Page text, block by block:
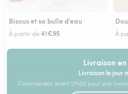
Bisous et sa bulle d'eau
À partir de41€95 À
Livraison
Livraison le jour
Commandez avant 17h00 pour une